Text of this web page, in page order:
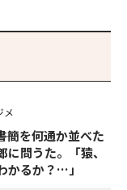
メ
簡を何通か並べた
問うた。「猿、
かるか？…」